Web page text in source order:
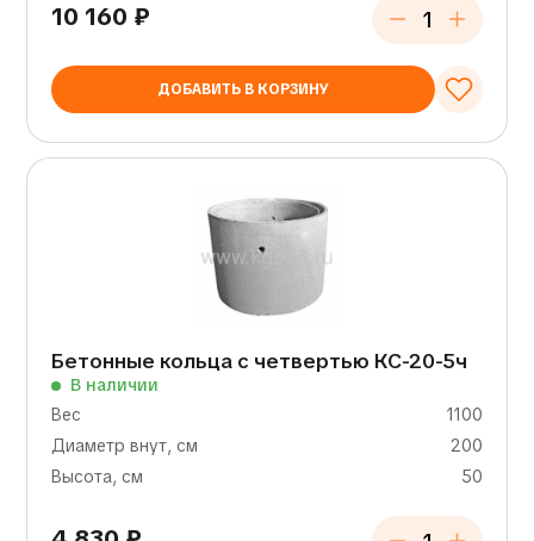
10 160 ₽
ДОБАВИТЬ В КОРЗИНУ
Бетонные кольца с четвертью КС-20-5ч
В наличии
Вес
1100
Диаметр внут, см
200
Высота, см
50